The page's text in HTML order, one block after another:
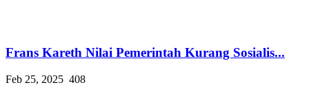
Frans Kareth Nilai Pemerintah Kurang Sosialis...
Feb 25, 2025 408